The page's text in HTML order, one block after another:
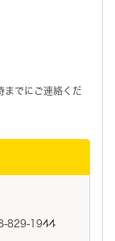
でにご連絡くだ
829-1944